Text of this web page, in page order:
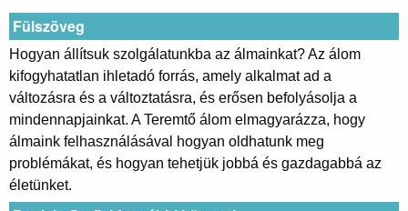
Fülszöveg
Hogyan állítsuk szolgálatunkba az álmainkat? Az álom
kifogyhatatlan ihletadó forrás, amely alkalmat ad a
változásra és a változtatásra, és erősen befolyásolja a
mindennapjainkat. A Teremtő álom elmagyarázza, hogy
álmaink felhasználásával hogyan oldhatunk meg
problémákat, és hogyan tehetjük jobbá és gazdagabbá az
életünket.